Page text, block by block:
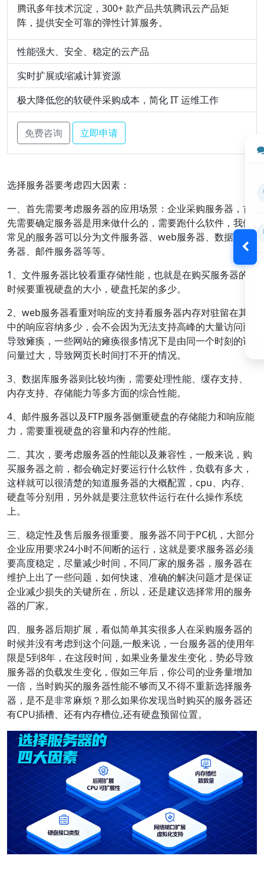
腾讯多年技术沉淀，300+ 款产品共筑腾讯云产品矩
阵，提供安全可靠的弹性计算服务。
性能强大、安全、稳定的云产品
实时扩展或缩减计算资源
极大降低您的软硬件采购成本，简化 IT 运维工作
免费咨询 立即申请
选择服务器要考虑四大因素：
一、首先需要考虑服务器的应用场景：企业采购服务器，首
先需要确定服务器是用来做什么的，需要跑什么软件，我们
常见的服务器可以分为文件服务器、web服务器、数据库服
务器、邮件服务器等等。
1、文件服务器比较看重存储性能，也就是在购买服务器的
时候要重视硬盘的大小，硬盘托架的多少。
2、web服务器看重对响应的支持看服务器内存对驻留在其
中的响应容纳多少，会不会因为无法支持高峰的大量访问而
导致瘫痪，一些网站的瘫痪很多情况下是由同一个时刻的访
问量过大，导致网页长时间打不开的情况。
3、数据库服务器则比较均衡，需要处理性能、缓存支持、
内存支持、存储能力等多方面的综合性能。
4、邮件服务器以及FTP服务器侧重硬盘的存储能力和响应能
力，需要重视硬盘的容量和内存的性能。
二、其次，要考虑服务器的性能以及兼容性，一般来说，购
买服务器之前，都会确定好要运行什么软件，负载有多大，
这样就可以很清楚的知道服务器的大概配置，cpu、内存、
硬盘等分别用，另外就是要注意软件运行在什么操作系统
上。
三、稳定性及售后服务很重要。服务器不同于PC机，大部分
企业应用要求24小时不间断的运行，这就是要求服务器必须
要高度稳定，尽量减少时间，不同厂家的服务器，服务器在
维护上出了一些问题，如何快速、准确的解决问题才是保证
企业减少损失的关键所在，所以，还是建议选择常用的服务
器的厂家。
四、服务器后期扩展，看似简单其实很多人在采购服务器的
时候并没有考虑到这个问题,一般来说，一台服务器的使用年
限是5到8年，在这段时间，如果业务量发生变化，势必导致
服务器的负载发生变化，假如三年后，你公司的业务量增加
一倍，当时购买的服务器性能不够而又不得不重新选择服务
器，是不是非常麻烦？那么如果你发现当时购买的服务器还
有CPU插槽、还有内存槽位,还有硬盘预留位置。